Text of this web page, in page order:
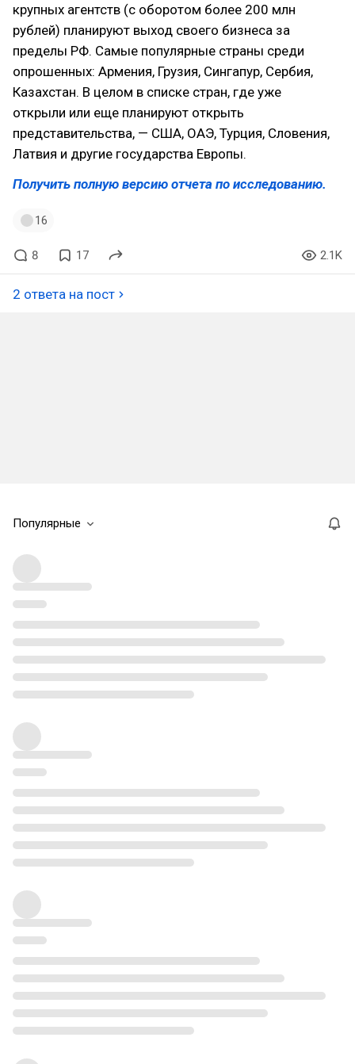
крупных агентств (с оборотом более 200 млн
рублей) планируют выход своего бизнеса за
пределы РФ. Самые популярные страны среди
опрошенных: Армения, Грузия, Сингапур, Сербия,
Казахстан. В целом в списке стран, где уже
открыли или еще планируют открыть
представительства, — США, ОАЭ, Турция, Словения,
Латвия и другие государства Европы.
Получить полную версию отчета по исследованию.
16
8 17 2.1K
2 ответа на пост
Популярные